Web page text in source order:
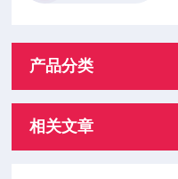
产品分类
相关文章